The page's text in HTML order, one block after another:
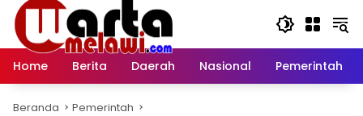
Langsung
konten
Home
Berita Daerah Nasional Pemerintah
Beranda Pemerintah